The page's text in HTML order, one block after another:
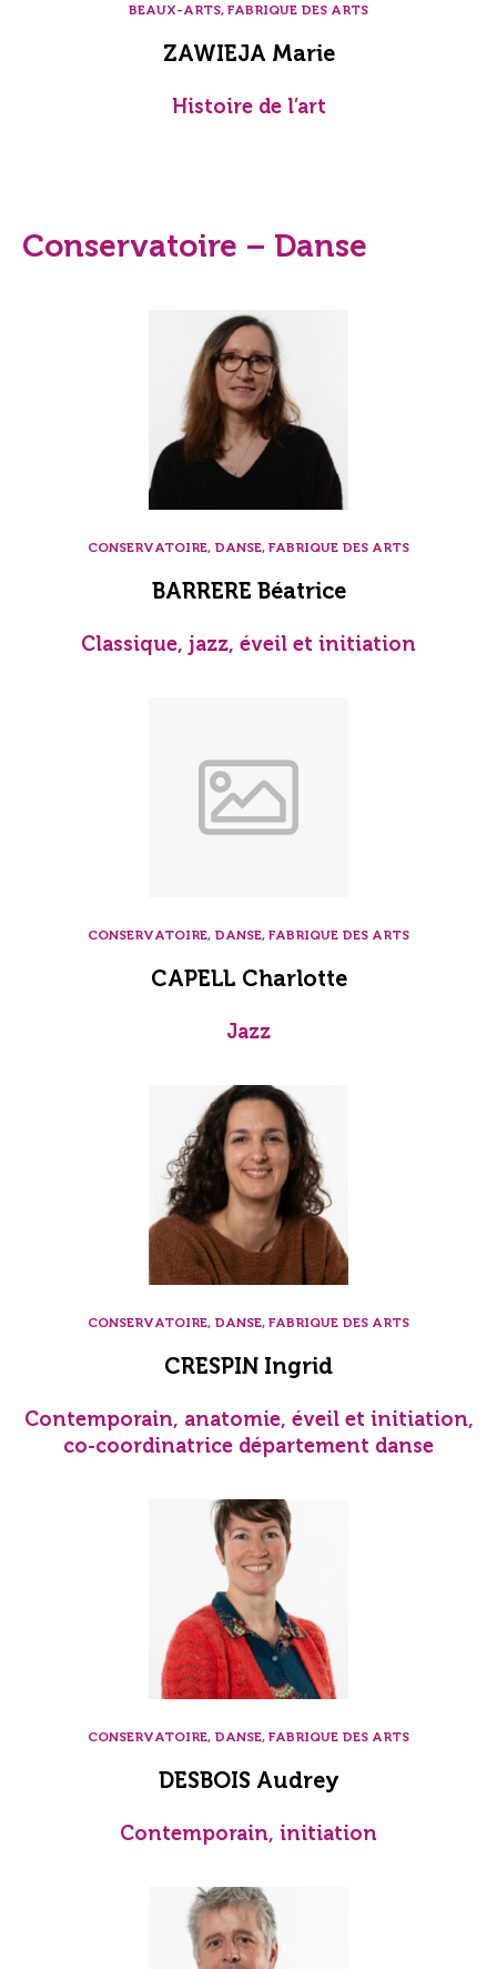
BEAUX-ARTS, FABRIQUE DES ARTS
ZAWIEJA Marie
Histoire de l’art
Conservatoire – Danse
CONSERVATOIRE, DANSE, FABRIQUE DES ARTS
BARRERE Béatrice
Classique, jazz, éveil et initiation
CONSERVATOIRE, DANSE, FABRIQUE DES ARTS
CAPELL Charlotte
Jazz
CONSERVATOIRE, DANSE, FABRIQUE DES ARTS
CRESPIN Ingrid
Contemporain, anatomie, éveil et initiation,
co-coordinatrice département danse
CONSERVATOIRE, DANSE, FABRIQUE DES ARTS
DESBOIS Audrey
Contemporain, initiation